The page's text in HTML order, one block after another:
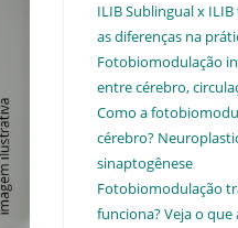
ILIB Sublingual x
as diferenças na
Fotobiomodulação
entre cérebro,
Como a
cérebro?
sinaptogênese
Fotobiomodulação
funciona? Veja o que